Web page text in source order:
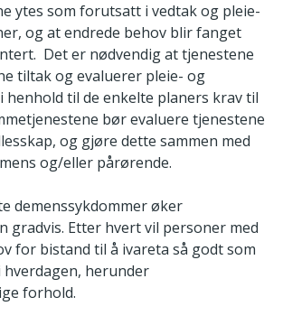
ytes som forutsatt i vedtak og pleie-
og at endrede behov blir fanget
Det er nødvendig at tjenestene
tiltak og evaluerer pleie- og
henhold til de enkelte planers krav til
bør evaluere tjenestene
og gjøre dette sammen med
og/eller pårørende.
demenssykdommer øker
gradvis. Etter hvert vil personer med
for bistand til å ivareta så godt som
herunder
forhold.